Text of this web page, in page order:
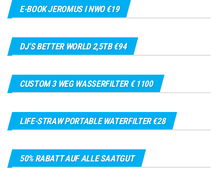
E-BOOK JEROMUS I NWO €19
DJ’S BETTER WORLD 2,5TB €94
CUSTOM 3 WEG WASSERFILTER € 1100
LIFE-STRAW PORTABLE WATERFILTER €28
50% RABATT AUF ALLE SAATGUT